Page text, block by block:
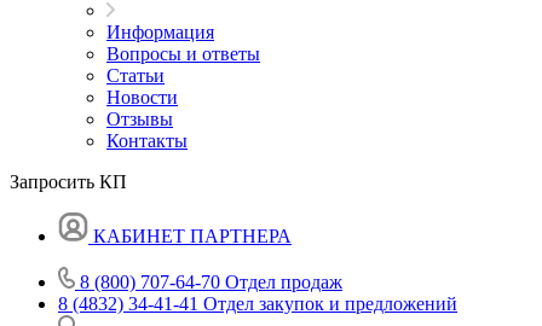
Информация
Вопросы и ответы
Статьи
Новости
Отзывы
Контакты
Запросить КП
КАБИНЕТ ПАРТНЕРА
8 (800) 707-64-70 Отдел продаж
8 (4832) 34-41-41 Отдел закупок и предложений